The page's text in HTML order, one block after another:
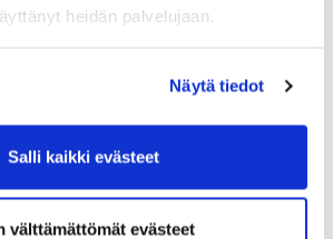
heidän palvelujaan.
Näytä tiedot
Salli kaikki evästeet
välttämättömät evästeet
eläkkeelle siirryttäessä
työaika 55 vuoden iässä
, Helsingin seudun